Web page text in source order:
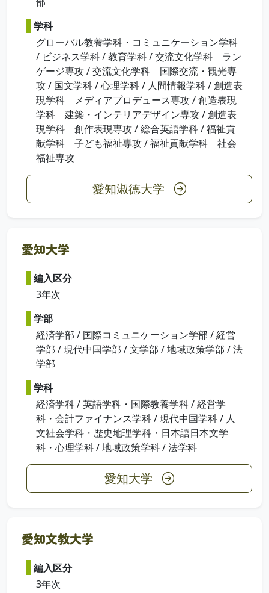
学科
グローバル教養学科・コミュニケーション学科
/ ビジネス学科 / 教育学科 / 交流文化学科 ラン
ゲージ専攻 / 交流文化学科 国際交流・観光専
攻 / 国文学科 / 心理学科 / 人間情報学科 / 創造表
現学科 メディアプロデュース専攻 / 創造表現
学科 建築・インテリアデザイン専攻 / 創造表
現学科 創作表現専攻 / 総合英語学科 / 福祉貢
献学科 子ども福祉専攻 / 福祉貢献学科 社会
福祉専攻
愛知淑徳大学
愛知大学
編入区分
3年次
学部
経済学部 / 国際コミュニケーション学部 / 経営
学部 / 現代中国学部 / 文学部 / 地域政策学部 / 法
学部
学科
経済学科 / 英語学科・国際教養学科 / 経営学
科・会計ファイナンス学科 / 現代中国学科 / 人
文社会学科・歴史地理学科・日本語日本文学
科・心理学科 / 地域政策学科 / 法学科
愛知大学
愛知文教大学
編入区分
3年次